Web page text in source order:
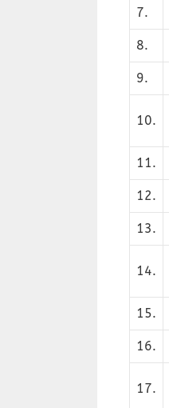
7.
8.
9.
10.
11.
12.
13.
14.
15.
16.
17.